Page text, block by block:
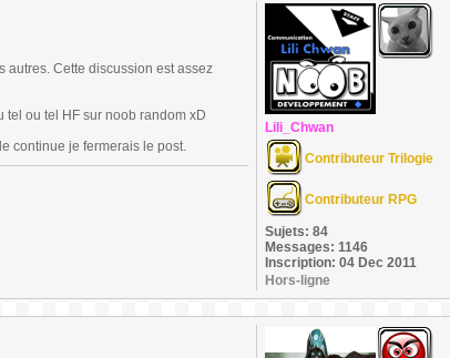
autres. Cette discussion est assez
tel ou tel HF sur noob random xD
continue je fermerais le post.
Lili_Chwan
Contributeur Trilogie
Contributeur RPG
Sujets: 84
Messages: 1146
Inscription: 04 Dec 2011
Hors-ligne